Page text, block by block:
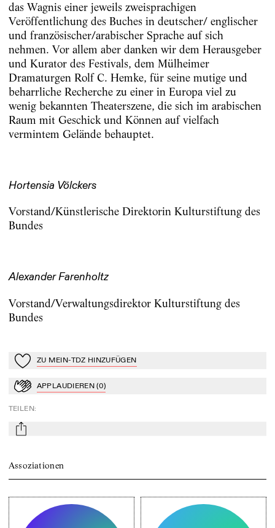
das Wagnis einer jeweils zweisprachigen
Veröffentlichung des Buches in deutscher/ englischer
und französischer/arabischer Sprache auf sich
nehmen. Vor allem aber danken wir dem Herausgeber
und Kurator des Festivals, dem Mülheimer
Dramaturgen Rolf C. Hemke, für seine mutige und
beharrliche Recherche zu einer in Europa viel zu
wenig bekannten Theaterszene, die sich im arabischen
Raum mit Geschick und Können auf vielfach
vermintem Gelände behauptet.
Hortensia Völckers
Vorstand/Künstlerische Direktorin Kulturstiftung des
Bundes
Alexander Farenholtz
Vorstand/Verwaltungsdirektor Kulturstiftung des
Bundes
Zu Mein-TdZ hinzufügen
ZU MEIN-TDZ HINZUFÜGEN
ApplaudierenAPPLAUDIEREN (0)
TEILEN:
mail
Assoziationen